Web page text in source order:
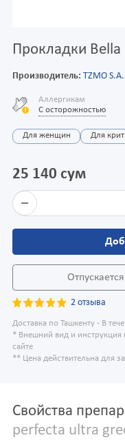
Прокладки
Производитель: TZMO S.A.
Аллергикам
С осторожностью
Для женщин Для
25 140 сум
2 отзыва
Доставка по Ташкенту - В
* Внешний вид и инструкция
сайте
** Цена действительна для
Свойства
perfecta ultra